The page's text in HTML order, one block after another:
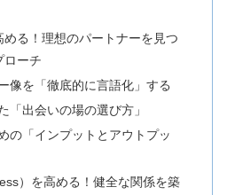
る！理想のパートナーを見つ
ローチ
像を「徹底的に言語化」する
「出会いの場の選び方」
の「インプットとアウトプッ
）を高める！健全な関係を築